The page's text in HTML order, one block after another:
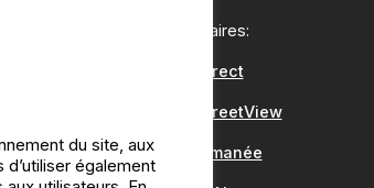
Nos partenaires:
CampingDirect
CampingStreetView
Groupe Romanée
du site, aux
également